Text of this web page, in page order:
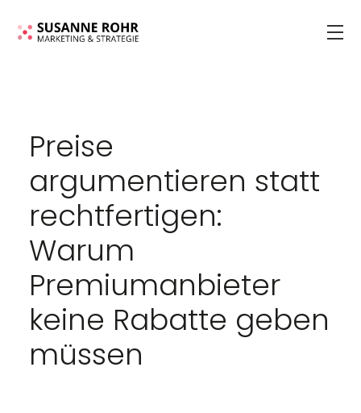
Preise
argumentieren statt
rechtfertigen:
Warum
Premiumanbieter
keine Rabatte geben
müssen